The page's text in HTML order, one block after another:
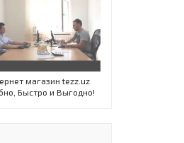
магазин tezz.uz
Быстро и Выгодно!